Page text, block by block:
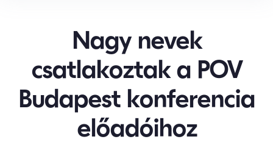
Nagy nevek
csatlakoztak a POV
Budapest konferencia
előadóihoz